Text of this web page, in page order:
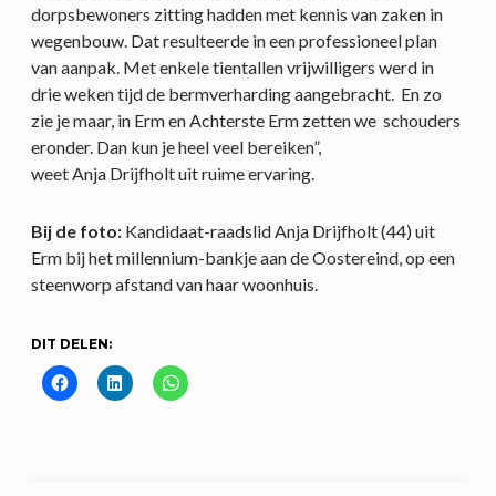
dorpsbewoners zitting hadden met kennis van zaken in
wegenbouw. Dat resulteerde in een professioneel plan
van aanpak. Met enkele tientallen vrijwilligers werd in
drie weken tijd de bermverharding aangebracht. En zo
zie je maar, in Erm en Achterste Erm zetten we schouders
eronder. Dan kun je heel veel bereiken”,
weet Anja Drijfholt uit ruime ervaring.
Bij de foto: Kandidaat-raadslid Anja Drijfholt (44) uit
Erm bij het millennium-bankje aan de Oostereind, op een
steenworp afstand van haar woonhuis.
DIT DELEN: